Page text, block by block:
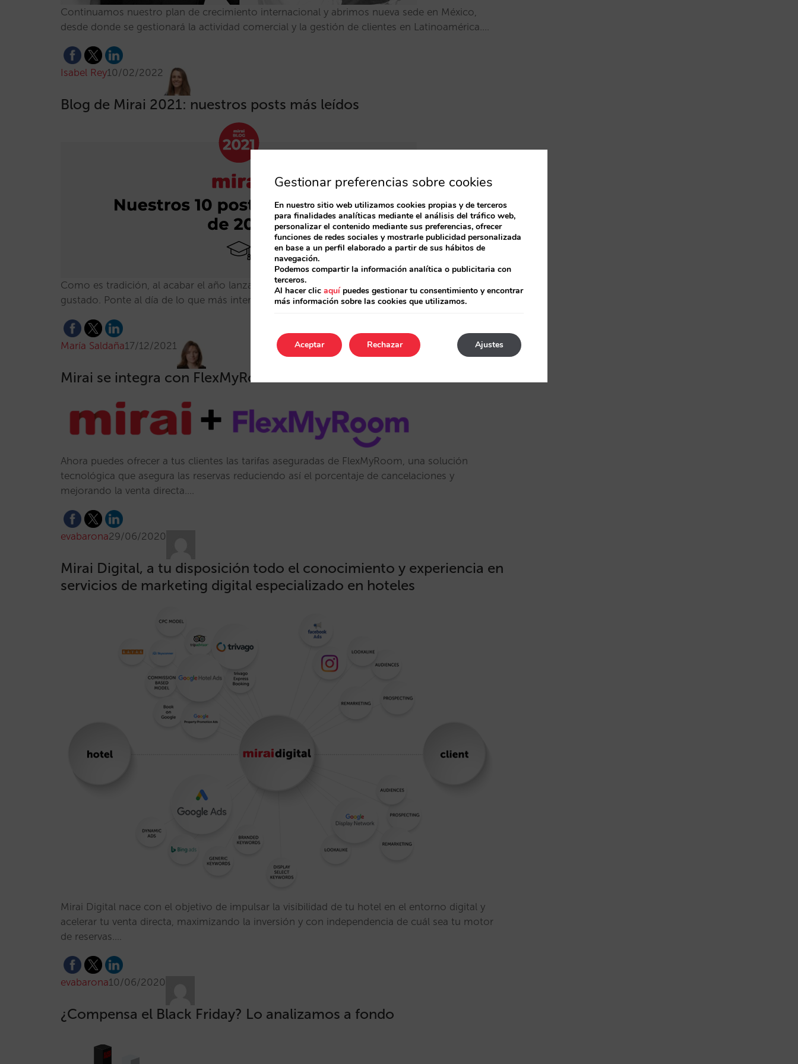
Continuamos nuestro plan de crecimiento internacional y abrimos nueva sede en México,
desde donde se gestionará la actividad comercial y la gestión de clientes en Latinoamérica.…
Isabel Rey10/02/2022
Blog de Mirai 2021: nuestros posts más leídos
Como es tradición, al acabar el año lanzamos una recopilación de los posts que más han
gustado. Ponte al día de lo que más interesa en el sector…
María Saldaña17/12/2021
Mirai se integra con FlexMyRoom
Ahora puedes ofrecer a tus clientes las tarifas aseguradas de FlexMyRoom, una solución
tecnológica que asegura las reservas reduciendo así el porcentaje de cancelaciones y
mejorando la venta directa.…
evabarona29/06/2020
Mirai Digital, a tu disposición todo el conocimiento y experiencia en
servicios de marketing digital especializado en hoteles
Mirai Digital nace con el objetivo de impulsar la visibilidad de tu hotel en el entorno digital y
acelerar tu venta directa, maximizando la inversión y con independencia de cuál sea tu motor
de reservas.…
evabarona10/06/2020
¿Compensa el Black Friday? Lo analizamos a fondo
Gestionar preferencias sobre cookies
En nuestro sitio web utilizamos cookies propias y de terceros
para finalidades analíticas mediante el análisis del tráfico web,
personalizar el contenido mediante sus preferencias, ofrecer
funciones de redes sociales y mostrarle publicidad personalizada
en base a un perfil elaborado a partir de sus hábitos de
navegación.
Podemos compartir la información analítica o publicitaria con
terceros.
Al hacer clic aquípuedes gestionar tu consentimiento y encontrar
más información sobre las cookies que utilizamos.
Aceptar Ajustes
Rechazar